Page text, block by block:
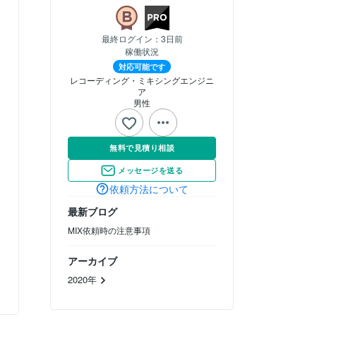
最終ログイン： 3日前
稼働状況
対応可能です
レコーディング・ミキシングエンジニ
ア
男性
無料で見積り相談
メッセージを送る
依頼方法について
最新ブログ
MIX依頼時の注意事項
アーカイブ
2020年